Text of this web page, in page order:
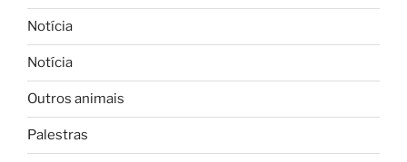
Notícia
Notícia
Outros animais
Palestras